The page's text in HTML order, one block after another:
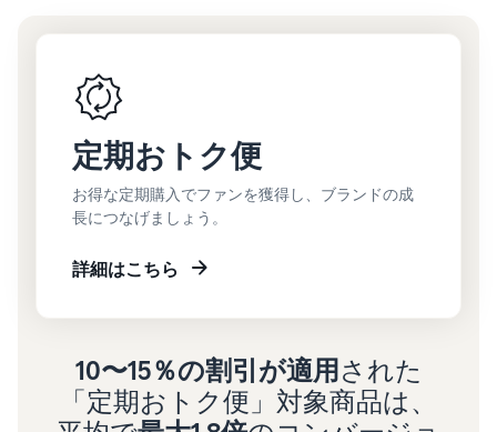
定期おトク便
お得な定期購入でファンを獲得し、ブランドの成
長につなげましょう。
詳細はこちら
10〜15％の割引が適用 された
「定期おトク便」対象商品は、